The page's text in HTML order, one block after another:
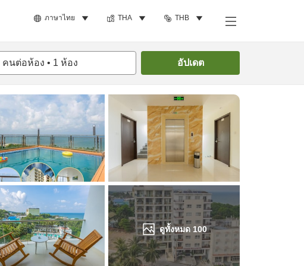
ภาษาไทย THA THB
คนต่อห้อง • 1 ห้อง อัปเดต
ดูทั้งหมด 100
ค้นหาห้องพัก